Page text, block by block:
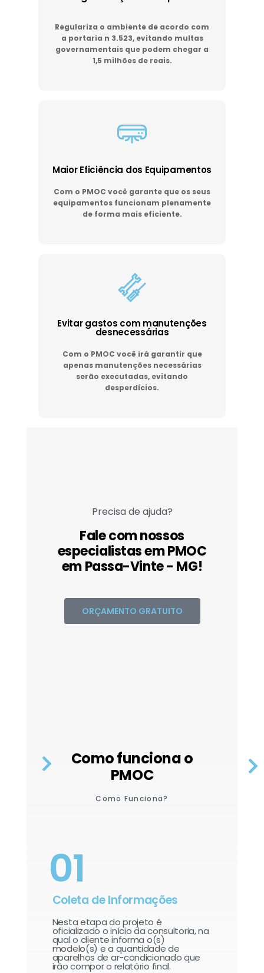
Regulariza o ambiente de acordo com
a portaria n 3.523, evitando multas
governamentais que podem chegar a
1,5 milhões de reais.
Maior Eficiência dos Equipamentos
Com o PMOC você garante que os seus
equipamentos funcionam plenamente
de forma mais eficiente.
Evitar gastos com manutenções
desnecessárias
Com o PMOC você irá garantir que
apenas manutenções necessárias
serão executadas, evitando
desperdícios.
Precisa de ajuda?
Fale com nossos
especialistas em PMOC
em Passa-Vinte - MG!
ORÇAMENTO GRATUITO
Como funciona o
PMOC
Como Funciona?
01
Coleta de Informações
Nesta etapa do projeto é
oficializado o início da consultoria, na
qual o cliente informa o(s)
modelo(s) e a quantidade de
aparelhos de ar-condicionado que
irão compor o relatório final.​